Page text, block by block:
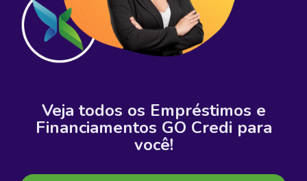
Veja todos os Empréstimos e
Financiamentos GO Credi para
você!